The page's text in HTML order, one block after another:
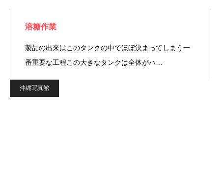
溶糖作業
製品の出来はこのタンクの中でほぼ決まってしまう一
番重要な工程この大きなタンクは全体がハ…
沖縄写真館